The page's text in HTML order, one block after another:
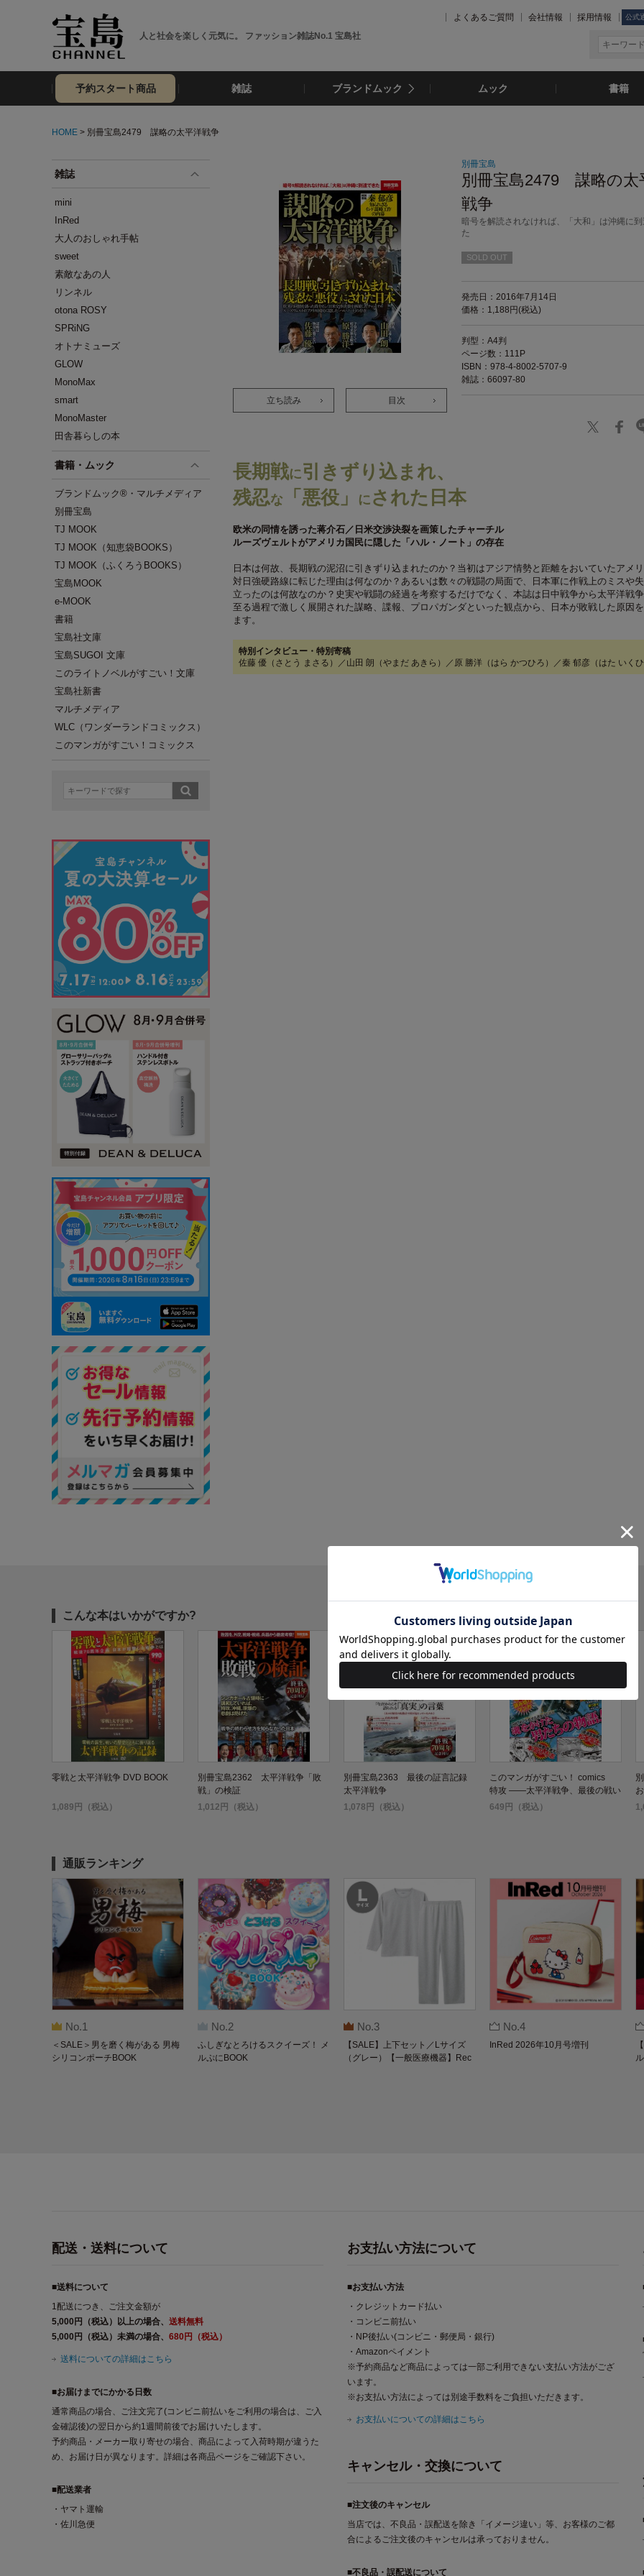
人と社会を楽しく元気に。 ファッション雑誌No.1 宝島社
よくあるご質問 会社情報 採用情報 公式
予約スタート商品 雑誌 ブランドムック ムック 書籍
HOME > 別冊宝島2479 謀略の太平洋戦争
雑誌
mini
InRed
大人のおしゃれ手帖
sweet
素敵なあの人
リンネル
otona ROSY
SPRiNG
オトナミューズ
GLOW
MonoMax
smart
MonoMaster
田舎暮らしの本
書籍・ムック
ブランドムック®・マルチメディア
別冊宝島
TJ MOOK
TJ MOOK（知恵袋BOOKS）
TJ MOOK（ふくろうBOOKS）
宝島MOOK
e-MOOK
書籍
宝島社文庫
宝島SUGOI 文庫
このライトノベルがすごい！文庫
宝島社新書
マルチメディア
WLC（ワンダーランドコミックス）
このマンガがすごい！コミックス
立ち読み 目次
別冊宝島
別冊宝島2479 謀略の太
戦争
暗号を解読されなければ、「大和」は沖縄に
た
SOLD OUT
発売日：2016年7月14日
価格：1,188円(税込)
判型：A4判
ページ数：111P
ISBN：978-4-8002-5707-9
雑誌：66097-80
長期戦に引きずり込まれ、
残忍な 「悪役」 に された日本
欧米の同情を誘った蒋介石／日米交渉決裂を画策したチャーチル
ルーズヴェルトがアメリカ国民に隠した「ハル・ノート」の存在
日本は何故、長期戦の泥沼に引きずり込まれたのか？当初はアジア情勢と距離をおいていたアメ
対日強硬路線に転じた理由は何なのか？あるいは数々の戦闘の局面で、日本軍に作戦上のミスや
立ったのは何故なのか？史実や戦闘の経過を考察するだけでなく、本誌は日中戦争から太平洋戦
至る過程で激しく展開された謀略、諜報、プロパガンダといった観点から、日本が敗戦した原因
ます。
特別インタビュー・特別寄稿
佐藤 優（さとう まさる）／山田 朗（やまだ あきら）／原 勝洋（はら かつひろ）／秦 郁彦（はた いく
こんな本はいかがですか?
零戦と太平洋戦争 DVD BOOK
1,089円（税込）
別冊宝島2362 太平洋戦争「敗
戦」の検証
1,012円（税込）
別冊宝島2363 最後の証言記録
太平洋戦争
1,078円（税込）
このマンガがすごい！ comics
特攻 ――太平洋戦争、最後の戦い
649円（税込）
通販ランキング
No.1
＜SALE＞男を磨く梅がある 男梅
シリコンポーチBOOK
No.2
ふしぎなとろけるスクイーズ！ メ
ルぷにBOOK
No.3
【SALE】上下セット／Lサイズ
（グレー）【一般医療機器】Rec
No.4
InRed 2026年10月号増刊
配送・送料について
■送料について
1配送につき、ご注文金額が
5,000円（税込）以上の場合、 送料無料
5,000円（税込）未満の場合、 680円（税込）
送料についての詳細はこちら
■お届けまでにかかる日数
通常商品の場合、ご注文完了(コンビニ前払いをご利用の場合は、ご入
金確認後)の翌日から約1週間前後でお届けいたします。
予約商品・メーカー取り寄せの場合、商品によって入荷時期が違うた
め、お届け日が異なります。詳細は各商品ページをご確認下さい。
■配送業者
・ヤマト運輸
・佐川急便
お支払い方法について
■お支払い方法
・クレジットカード払い
・コンビニ前払い
・NP後払い(コンビニ・郵便局・銀行)
・Amazonペイメント
※予約商品など商品によっては一部ご利用できない支払い方法がござ
います。
※お支払い方法によっては別途手数料をご負担いただきます。
お支払いについての詳細はこちら
キャンセル・交換について
■注文後のキャンセル
当店では、不良品・誤配送を除き「イメージ違い」等、お客様のご都
合によるご注文後のキャンセルは承っておりません。
■不良品・誤配送について